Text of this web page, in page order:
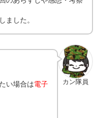
ました。
カン隊員
い場合は電子